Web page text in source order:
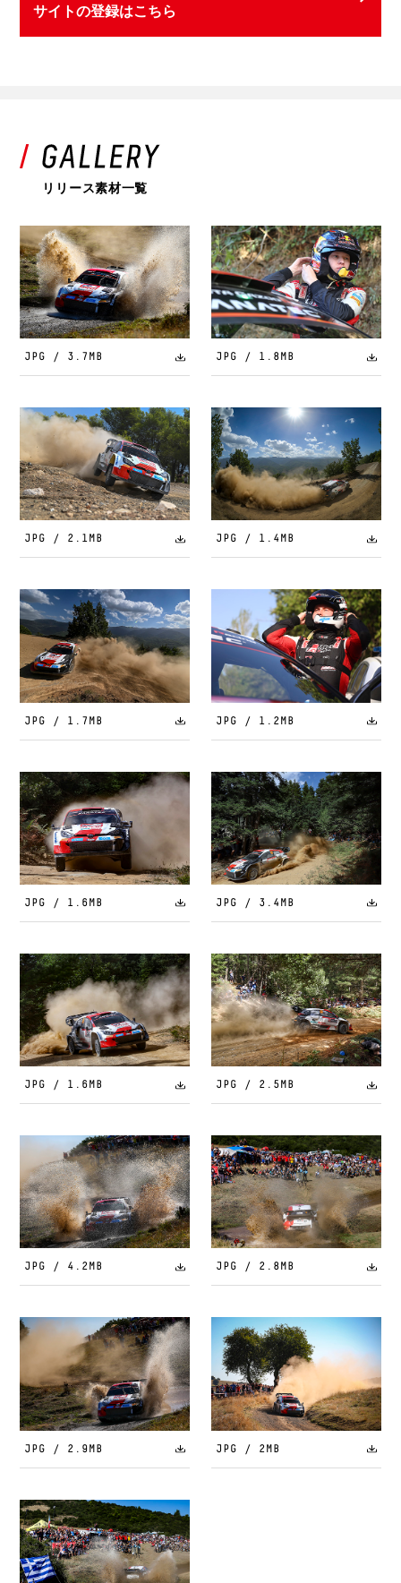
サイトの登録はこちら
リリース素材一覧
JPG / 3.7MB JPG / 1.8MB
JPG / 2.1MB JPG / 1.4MB
JPG / 1.7MB JPG / 1.2MB
JPG / 1.6MB JPG / 3.4MB
JPG / 1.6MB JPG / 2.5MB
JPG / 4.2MB JPG / 2.8MB
JPG / 2.9MB JPG / 2MB